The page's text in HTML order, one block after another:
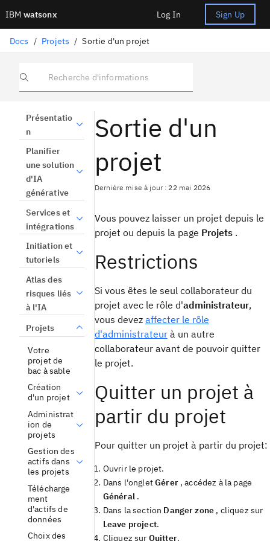
IBM watsonx Log In Sign Up
Docs / Projets / Sortie d'un projet
Recherche d'informations
Présentatio
n
Planifier
une solution
d'IA
générative
Services et
intégrations
Initiation et
tutoriels
Atlas des
risques liés
à l'IA
Projets
Votre
projet de
bac à sable
Création
d'un projet
Administrat
ion de
projets
Gestion des
actifs dans
les projets
Télécharge
ment
d'actifs de
données
Choix des
Sortie d'un
projet
Dernière mise à jour : 22 mai 2026
Vous pouvez laisser un projet depuis le
projet ou depuis la page Projets.
Restrictions
Si vous êtes le seul collaborateur du
projet avec le rôle d'administrateur,
vous devez affecter le rôle
d'administrateurà un autre
collaborateur avant de pouvoir quitter
le projet.
Quitter un projet à
partir du projet
Pour quitter un projet à partir du projet:
Ouvrir le projet.
Dans l'ongletGérer, accédez à la page
Général.
Dans la section Danger zone , cliquez sur
Leave project.
Cliquez sur Quitter.